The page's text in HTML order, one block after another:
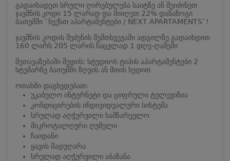
გადაიხადეთ სრული ღირებულება საიტზე ან შეიძინეთ
ჯავშნის კოდი 15 ლარად და მიიღეთ 22% დანაზოგი
ბათუმში `ნექსთ აპარტამენტები / NEXT APARTAMENTS`!
ჯავშნის კოდის შეძენის შემთხვევაში ადგილზე გადაიხდით
160 ლარს 205 ლარის ნაცვლად 1 დღე-ღამეში
შეთავაზებაში შედის: სტუდიოს ტიპის აპარტამენტები 2
სტუმარზე ბათუმში ზღვის ან მთის ხედით
ოთახში დაგხვდებათ:
უკაბელო ინტერნეტი და ციფრული ტელევიზია
კონდიცირების ინდივიდუალური სისტემა
სრულად აღჭურვილი სამზარეულო
მიკროტალღური ღუმელი
ჩაიდანი
ყავის მადუღარა
სრულად აღჭურვილი აბაზანა